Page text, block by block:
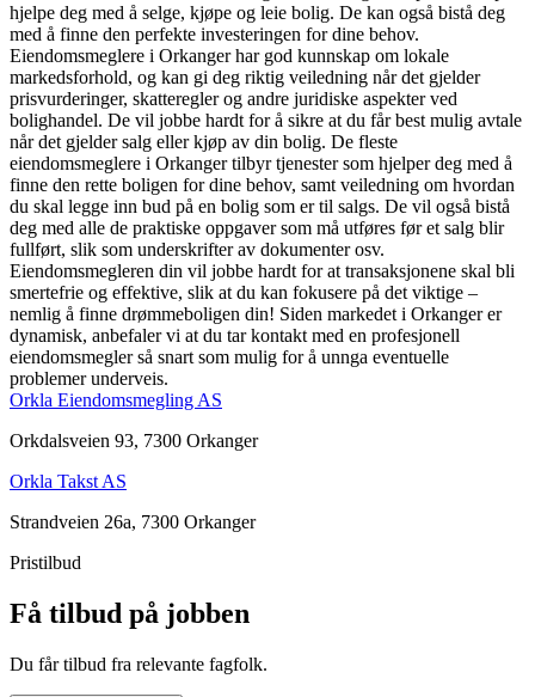
hjelpe deg med å selge, kjøpe og leie bolig. De kan også bistå deg
med å finne den perfekte investeringen for dine behov.
Eiendomsmeglere i Orkanger har god kunnskap om lokale
markedsforhold, og kan gi deg riktig veiledning når det gjelder
prisvurderinger, skatteregler og andre juridiske aspekter ved
bolighandel. De vil jobbe hardt for å sikre at du får best mulig avtale
når det gjelder salg eller kjøp av din bolig. De fleste
eiendomsmeglere i Orkanger tilbyr tjenester som hjelper deg med å
finne den rette boligen for dine behov, samt veiledning om hvordan
du skal legge inn bud på en bolig som er til salgs. De vil også bistå
deg med alle de praktiske oppgaver som må utføres før et salg blir
fullført, slik som underskrifter av dokumenter osv.
Eiendomsmegleren din vil jobbe hardt for at transaksjonene skal bli
smertefrie og effektive, slik at du kan fokusere på det viktige –
nemlig å finne drømmeboligen din! Siden markedet i Orkanger er
dynamisk, anbefaler vi at du tar kontakt med en profesjonell
eiendomsmegler så snart som mulig for å unnga eventuelle
problemer underveis.
Orkla Eiendomsmegling AS
Orkdalsveien 93, 7300 Orkanger
Orkla Takst AS
Strandveien 26a, 7300 Orkanger
Pristilbud
Få tilbud på jobben
Du får tilbud fra relevante fagfolk.